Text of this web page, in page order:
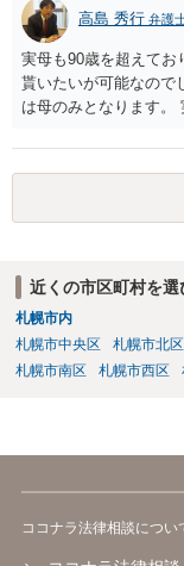
高島 秀行 弁護
実母も90歳を超えてお
貰いたいが可能なので
は母のみとなります。
ないと思います。
近くの市区町村を選
札幌市内
札幌市中央区
札幌市北区
札幌市南区
札幌市西区
ココナラ法律相談につい